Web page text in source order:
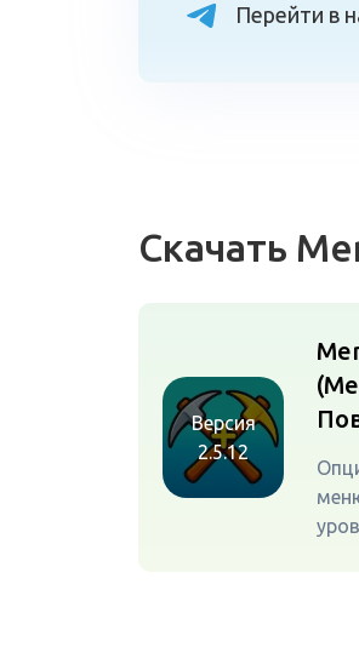
Перейти в
Скачать
Версия
2.5.12